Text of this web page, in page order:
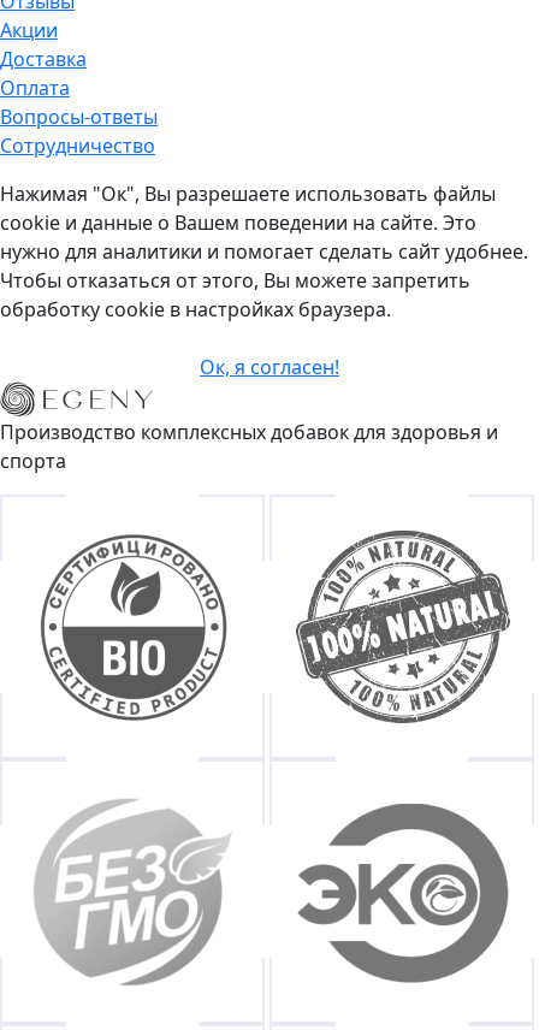
Акции
Доставка
Оплата
Вопросы-ответы
Cотрудничество
Нажимая "Ок", Вы разрешаете использовать файлы
cookie и данные о Вашем поведении на сайте. Это
нужно для аналитики и помогает сделать сайт удобнее.
Чтобы отказаться от этого, Вы можете запретить
обработку cookie в настройках браузера.
Ок, я согласен!
Производство комплексных добавок для здоровья и
спорта